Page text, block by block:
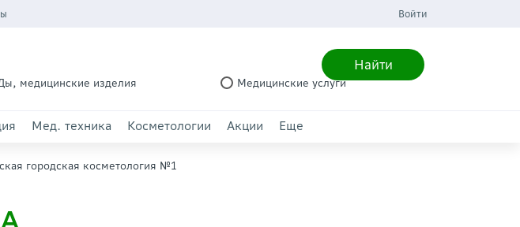
Войти
Найти
медицинские изделия Медицинские услуги
Мед. техника Косметологии Акции Еще
городская косметология №1